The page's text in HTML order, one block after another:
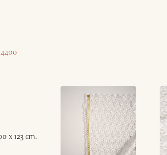
x 123 cm.